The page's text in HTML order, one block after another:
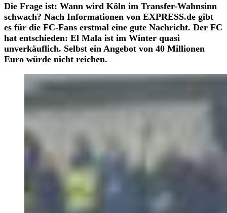
Die Frage ist: Wann wird Köln im Transfer-Wahnsinn
schwach? Nach Informationen von EXPRESS.de gibt
es für die FC-Fans erstmal eine gute Nachricht. Der FC
hat entschieden: El Mala ist im Winter quasi
unverkäuflich. Selbst ein Angebot von 40 Millionen
Euro würde nicht reichen.